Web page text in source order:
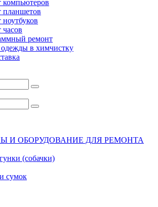
компьютеров
планшетов
часов
ремонт
в химчистку
И ОБОРУДОВАНИЕ ДЛЯ РЕМОНТА
(собачки)
сумок